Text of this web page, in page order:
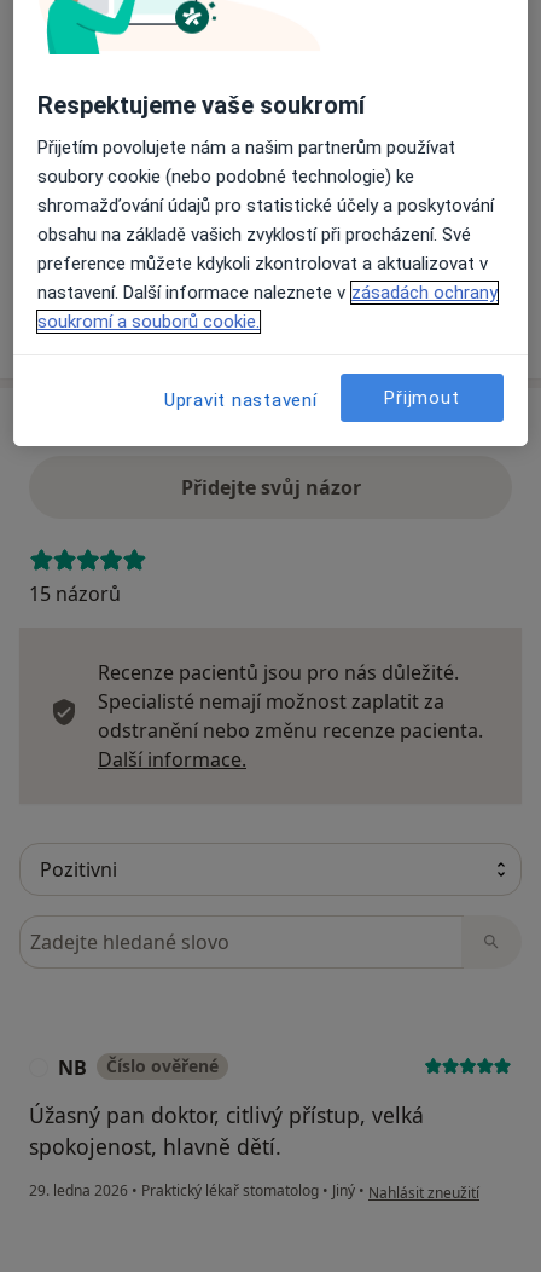
Přiblížit mapu
Dostupnost
Na této adrese online kalendář není aktivní
Způsoby platby (soukromé návštěvy)
Na teto adrese lékař přijímá pacienty na pojišťovnu
Detaily
Více
Přidejte svůj názor
15 názorů
Recenze pacientů jsou pro nás důležité.
Specialisté nemají možnost zaplatit za
odstranění nebo změnu recenze pacienta.
Další informace.
Hledejte v názorech
NB Číslo ověřené
Úžasný pan doktor, citlivý přístup, velká
spokojenost, hlavně dětí.
29. ledna 2026 • Praktický lékař stomatolog • Jiný • podle názoru uživatele
Nahlásit zneužití
Respektujeme vaše soukromí
Přijetím povolujete nám a našim partnerům používat
soubory cookie (nebo podobné technologie) ke
shromažďování údajů pro statistické účely a poskytování
obsahu na základě vašich zvyklostí při procházení. Své
preference můžete kdykoli zkontrolovat a aktualizovat v
nastavení. Další informace naleznete v zásadách ochrany
soukromí a souborů cookie.
Upravit nastavení Přijmout